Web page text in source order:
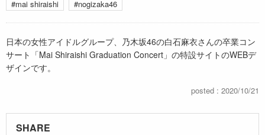
#mai shiraishi #nogizaka46
日本の女性アイドルグループ、乃木坂46の白石麻衣さんの卒業コン
サート「Mai Shiraishi Graduation Concert」の特設サイトのWEBデ
ザインです。
posted : 2020/10/21
SHARE